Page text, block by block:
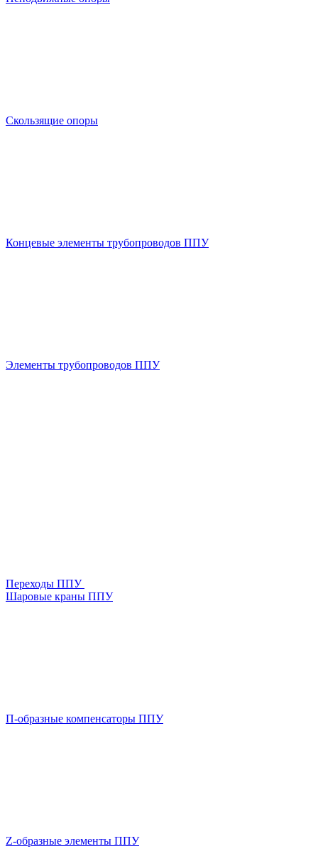
Скользящие опоры
Концевые элементы трубопроводов ППУ
Элементы трубопроводов ППУ
Переходы ППУ
Шаровые краны ППУ
П-образные компенсаторы ППУ
Z-образные элементы ППУ